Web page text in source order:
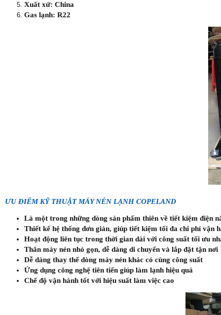
Xuất xứ: China
Gas lạnh: R22
ƯU ĐIỂM KỸ THUẬT MÁY NÉN LẠNH COPELAND
Là một trong những dòng sản phẩm thiên về tiết kiệm điện
Thiết kế hệ thống đơn giản, giúp tiết kiệm tối đa chi phí vận
Hoạt động liên tục trong thời gian dài với công suất tối ưu
Thân máy nén nhỏ gọn, dễ dàng di chuyển và lắp đặt tận nơi
Dễ dàng thay thế dòng máy nén khác có cùng công suất
Ứng dụng công nghệ tiên tiến giúp làm lạnh hiệu quả
Chế độ vận hành tốt với hiệu suất làm việc cao